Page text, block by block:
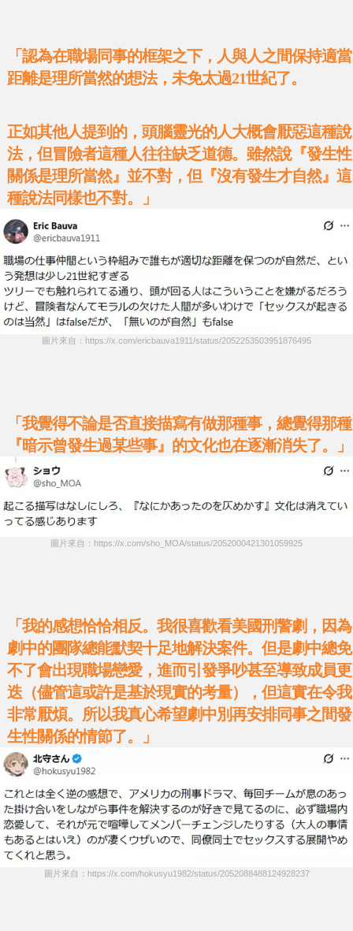
「認為在職場同事的框架之下，人與人之間保持適當
距離是理所當然的想法，未免太過21世紀了。
正如其他人提到的，頭腦靈光的人大概會厭惡這種說
法，但冒險者這種人往往缺乏道德。雖然說『發生性
關係是理所當然』並不對，但『沒有發生才自然』這
種說法同樣也不對。」
圖片來自：https://x.com/ericbauva1911/status/2052253503951876495
「我覺得不論是否直接描寫有做那種事，總覺得那種
『暗示曾發生過某些事』的文化也在逐漸消失了。」
圖片來自：https://x.com/sho_MOA/status/2052000421301059925
「我的感想恰恰相反。我很喜歡看美國刑警劇，因為
劇中的團隊總能默契十足地解決案件。但是劇中總免
不了會出現職場戀愛，進而引發爭吵甚至導致成員更
迭（儘管這或許是基於現實的考量），但這實在令我
非常厭煩。所以我真心希望劇中別再安排同事之間發
生性關係的情節了。」
圖片來自：https://x.com/hokusyu1982/status/2052088488124928237